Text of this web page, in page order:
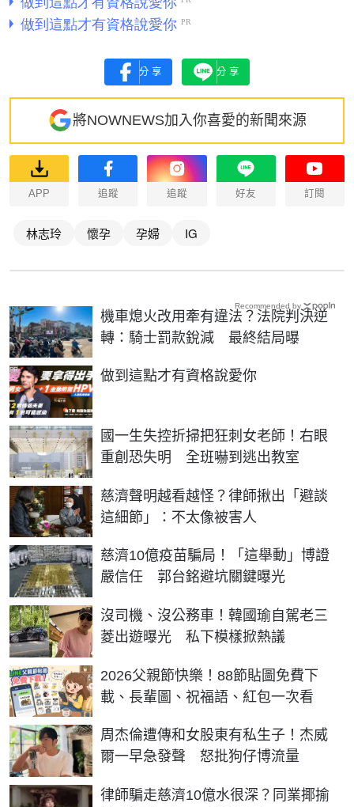
分享 分享
將NOWNEWS加入你喜愛的新聞來源
APP 追蹤 追蹤 好友 訂閱
林志玲 懷孕 孕婦 IG
機車熄火改用牽有違法？法院判決逆
轉：騎士罰款銳減 最終結局曝
做到這點才有資格說愛你
PR
國一生失控折掃把狂刺女老師！右眼
重創恐失明 全班嚇到逃出教室
慈濟聲明越看越怪？律師揪出「避談
這細節」：不太像被害人
慈濟10億疫苗騙局！「這舉動」博證
嚴信任 郭台銘避坑關鍵曝光
沒司機、沒公務車！韓國瑜自駕老三
菱出遊曝光 私下模樣掀熱議
2026父親節快樂！88節貼圖免費下
載、長輩圖、祝福語、紅包一次看
周杰倫遭傳和女股東有私生子！杰威
爾一早急發聲 怒批狗仔博流量
律師騙走慈濟10億水很深？同業揶揄
Recommended by